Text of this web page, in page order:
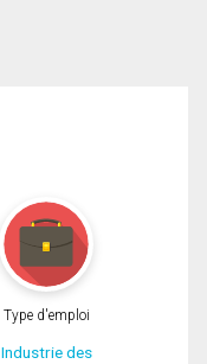
Type d'emploi
Industrie des